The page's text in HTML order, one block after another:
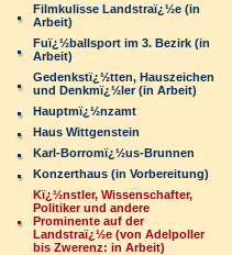
Filmkulisse Landstraï¿½e (in
Arbeit)
Fuï¿½ballsport im 3. Bezirk (in
Arbeit)
Gedenkstï¿½tten, Hauszeichen
und Denkmï¿½ler (in Arbeit)
Hauptmï¿½nzamt
Haus Wittgenstein
Karl-Borromï¿½us-Brunnen
Konzerthaus (in Vorbereitung)
Kï¿½nstler, Wissenschafter,
Politiker und andere
Prominente auf der
Landstraï¿½e (von Adelpoller
bis Zwerenz: in Arbeit)